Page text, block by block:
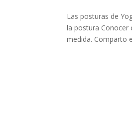
Las posturas de
la postura Conocer
medida. Comparto